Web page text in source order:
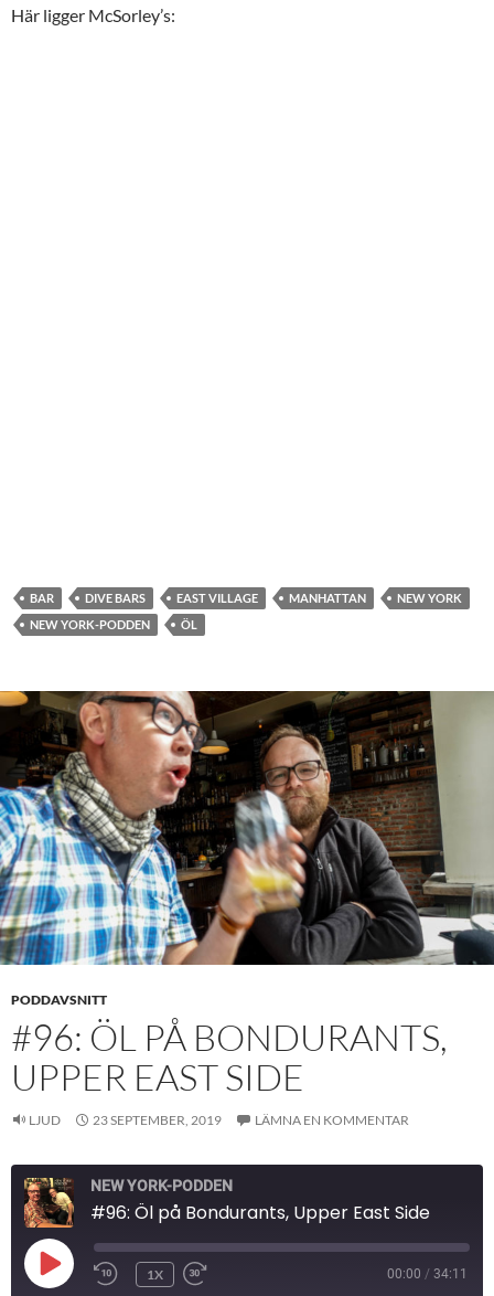
Här ligger McSorley’s:
BAR DIVE BARS EAST VILLAGE MANHATTAN
NEW YORK
NEW YORK-PODDEN
ÖL
PODDAVSNITT
#96: ÖL PÅ BONDURANTS,
UPPER EAST SIDE
LJUD 23 SEPTEMBER, 2019 LÄMNA EN KOMMENTAR
NEW YORK-PODDEN
#96: Öl på Bondurants, Upper East Side
SPELA
UPP
HOPPA
1X 00:00 / 34:11